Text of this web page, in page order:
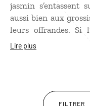
jasmin s’entassent
aussi bien aux
leurs offrandes. Si
jusqu’à l’aube, le
Lire plus
FILTRER